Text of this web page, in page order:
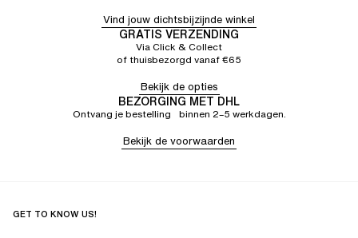
Vind jouw dichtsbijzijnde winkel
GRATIS VERZENDING
Via Click & Collect
of thuisbezorgd vanaf €65
Bekijk de opties
BEZORGING MET DHL
Ontvang je bestelling binnen 2–5 werkdagen.
Bekijk de voorwaarden
GET TO KNOW US!